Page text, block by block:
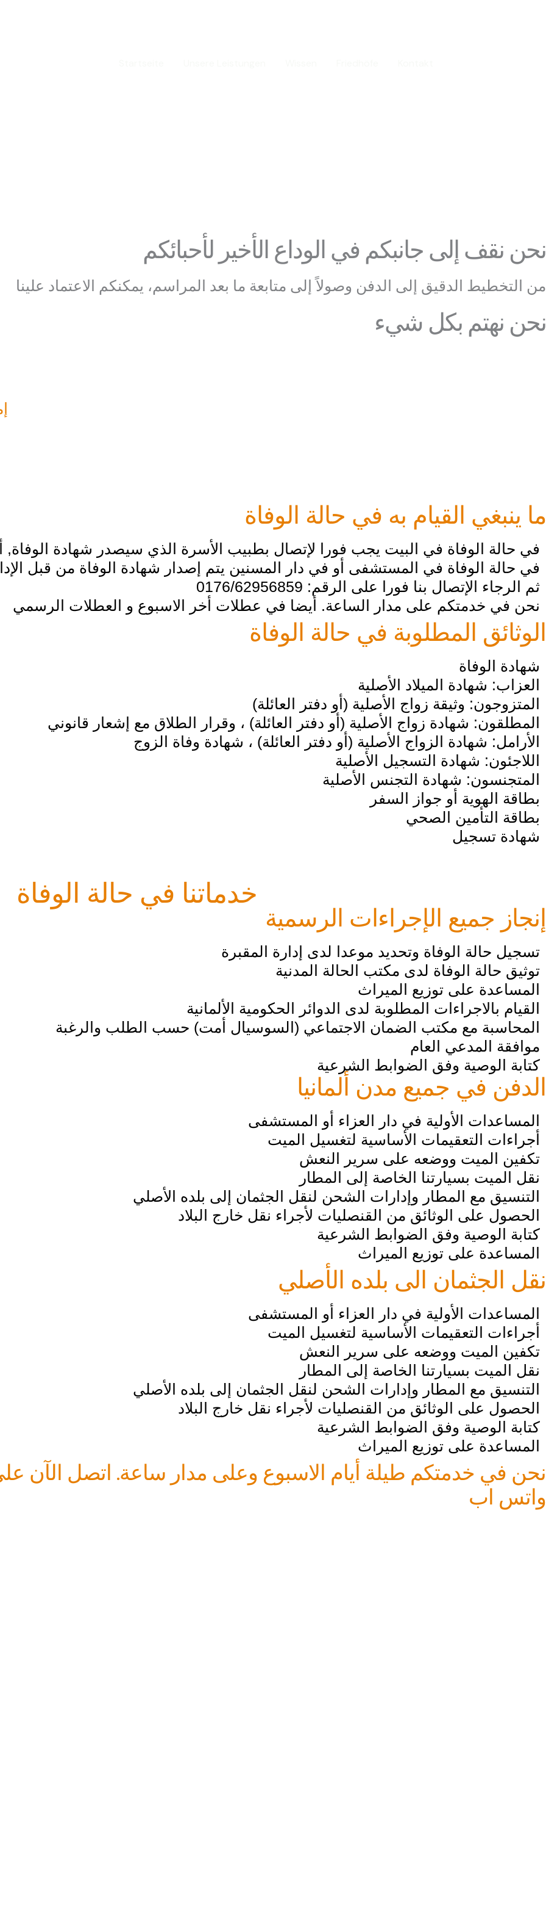
نحن نقف إلى جانبكم في الوداع الأخير لأحبائكم
من التخطيط الدقيق إلى الدفن وصولاً إلى متابعة ما بعد المراسم، يمكنكم الاعتماد علينا
نحن نهتم بكل شيء
ما ينبغي القيام به في حالة الوفاة
في حالة الوفاة في البيت يجب فورا لإتصال بطبيب الأسرة الذي سيصدر شهادة الوفاة, أو
في حالة الوفاة في المستشفى أو في دار المسنين يتم إصدار شهادة الوفاة من قبل
ثم الرجاء الإتصال بنا فورا على الرقم: 0176/62956859
نحن في خدمتكم على مدار الساعة. أيضا في عطلات أخر الاسبوع و العطلات الرسمي
الوثائق المطلوبة في حالة الوفاة
شهادة الوفاة
العزاب: شهادة الميلاد الأصلية
المتزوجون: وثيقة زواج الأصلية (أو دفتر العائلة)
المطلقون: شهادة زواج الأصلية (أو دفتر العائلة) ، وقرار الطلاق مع إشعار قانوني
الأرامل: شهادة الزواج الأصلية (أو دفتر العائلة) ، شهادة وفاة الزوج
اللاجئون: شهادة التسجيل الأصلية
المتجنسون: شهادة التجنس الأصلية
بطاقة الهوية أو جواز السفر
بطاقة التأمين الصحي
شهادة تسجيل
خدماتنا في حالة الوفاة
إنجاز جميع الإجراءات الرسمية
تسجيل حالة الوفاة وتحديد موعدا لدى إدارة المقبرة
توثيق حالة الوفاة لدى مكتب الحالة المدنية
المساعدة على توزيع الميراث
القيام بالاجراءات المطلوبة لدى الدوائر الحكومية الألمانية
المحاسبة مع مكتب الضمان الاجتماعي (السوسيال أمت) حسب الطلب والرغبة
موافقة المدعي العام
كتابة الوصية وفق الضوابط الشرعية
الدفن في جميع مدن ألمانيا
المساعدات الأولية في دار العزاء أو المستشفى
أجراءات التعقيمات الأساسية لتغسيل الميت
تكفين الميت ووضعه على سرير النعش
نقل الميت بسيارتنا الخاصة إلى المطار
التنسيق مع المطار وإدارات الشحن لنقل الجثمان إلى بلده الأصلي
الحصول على الوثائق من القنصليات لأجراء نقل خارج البلاد
كتابة الوصية وفق الضوابط الشرعية
المساعدة على توزيع الميراث
نقل الجثمان الى بلده الأصلي
المساعدات الأولية في دار العزاء أو المستشفى
أجراءات التعقيمات الأساسية لتغسيل الميت
تكفين الميت ووضعه على سرير النعش
نقل الميت بسيارتنا الخاصة إلى المطار
التنسيق مع المطار وإدارات الشحن لنقل الجثمان إلى بلده الأصلي
الحصول على الوثائق من القنصليات لأجراء نقل خارج البلاد
كتابة الوصية وفق الضوابط الشرعية
المساعدة على توزيع الميراث
نحن في خدمتكم طيلة أيام الاسبوع وعلى مدار ساعة. اتصل الآن على
واتس اب